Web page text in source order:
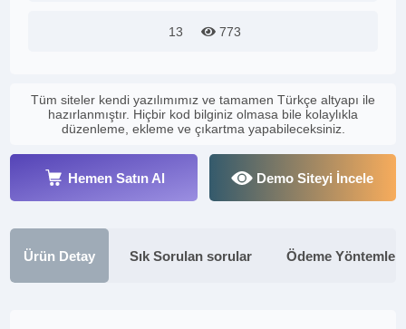
13 773
Tüm siteler kendi yazılımımız ve tamamen Türkçe altyapı ile
hazırlanmıştır. Hiçbir kod bilginiz olmasa bile kolaylıkla
düzenleme, ekleme ve çıkartma yapabileceksiniz.
Hemen Satın Al Demo Siteyi İncele
Ürün Detay Sık Sorulan sorular Ödeme Yöntemleri